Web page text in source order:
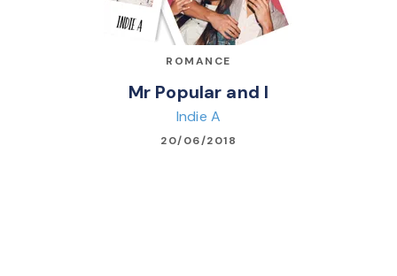
ROMANCE
Mr Popular and I
Indie A
20/06/2018